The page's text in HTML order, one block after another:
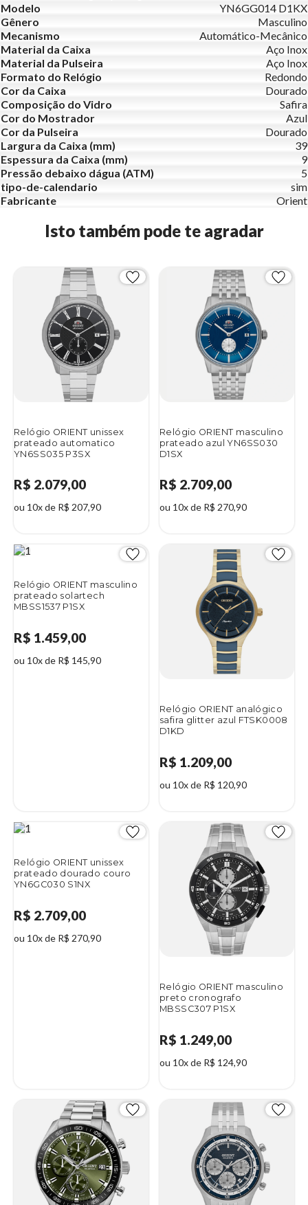
Modelo
YN6GG014 D1KX
Gênero
Masculino
Mecanismo
Automático-Mecânico
Material da Caixa
Aço Inox
Material da Pulseira
Aço Inox
Formato do Relógio
Redondo
Cor da Caixa
Dourado
Composição do Vidro
Safira
Cor do Mostrador
Azul
Cor da Pulseira
Dourado
Largura da Caixa (mm)
39
Espessura da Caixa (mm)
9
Pressão debaixo dágua (ATM)
5
tipo-de-calendario
sim
Fabricante
Orient
Isto também pode te agradar
Relógio ORIENT unissex
prateado automatico
YN6SS035 P3SX
R$ 2.079,00
ou 10x de R$ 207,90
Relógio ORIENT masculino
prateado azul YN6SS030
D1SX
R$ 2.709,00
ou 10x de R$ 270,90
Relógio ORIENT masculino
prateado solartech
MBSS1537 P1SX
R$ 1.459,00
ou 10x de R$ 145,90
Relógio ORIENT analógico
safira glitter azul FTSK0008
D1KD
R$ 1.209,00
ou 10x de R$ 120,90
Relógio ORIENT unissex
prateado dourado couro
YN6GC030 S1NX
R$ 2.709,00
ou 10x de R$ 270,90
Relógio ORIENT masculino
preto cronografo
MBSSC307 P1SX
R$ 1.249,00
ou 10x de R$ 124,90